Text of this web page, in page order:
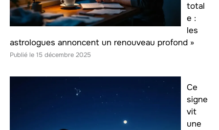
total
e :
les
astrologues annoncent un renouveau profond »
15 décembre 2025
Ce
signe
vit
une